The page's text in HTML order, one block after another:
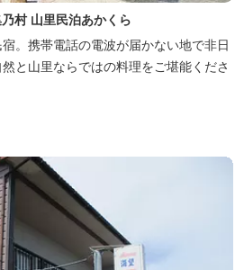
村 山里民泊あかくら
。携帯電話の電波が届かない地で非日
と山里ならではの料理をご堪能くださ